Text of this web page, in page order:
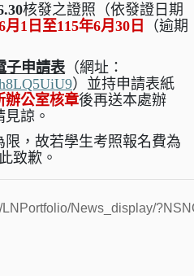
核發之證照（依發證日期
月 1 日至115年6月 30 日
（逾期
子申請表 （網址：
）並持申請表紙
辦公室核章後再送本處辦
諒。
，故若學生考照報名費為
致歉。
LNPortfolio/News_display/